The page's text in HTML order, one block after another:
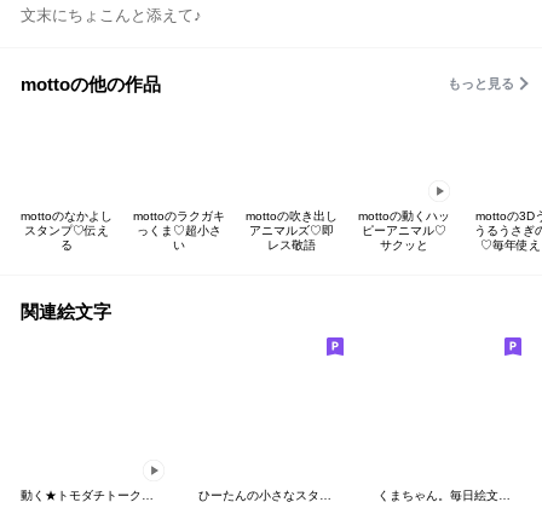
文末にちょこんと添えて♪
mottoの他の作品 もっと見る
mottoのなかよし
スタンプ♡伝え
る
mottoのラクガキ
っくま♡超小さ
い
mottoの吹き出し
アニマルズ♡即
レス敬語
mottoの動くハッ
ピーアニマル♡
サクッと
mottoの3D
うるうさぎ
♡毎年使え
関連絵文字
くまちゃん。毎日絵文字。